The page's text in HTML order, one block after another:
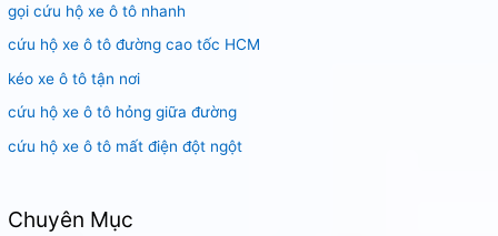
ế
m
:
gọi cứu hộ xe ô tô nhanh
cứu hộ xe ô tô đường cao tốc HCM
kéo xe ô tô tận nơi
cứu hộ xe ô tô hỏng giữa đường
cứu hộ xe ô tô mất điện đột ngột
Chuyên Mục